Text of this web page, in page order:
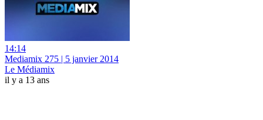
14:14
Mediamix 275 | 5 janvier 2014
Le Médiamix
il y a 13 ans